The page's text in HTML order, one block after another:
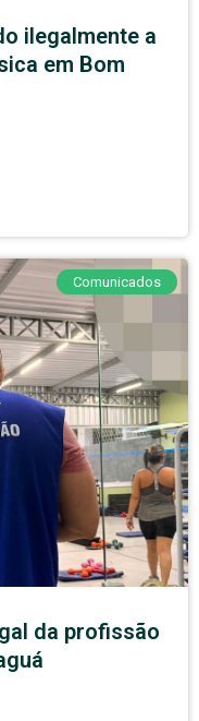
ilegalmente a
em Bom
Comunicados
da profissão